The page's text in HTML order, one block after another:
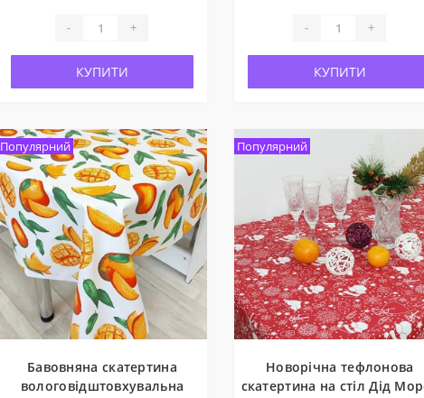
- +
КУПИТИ
- +
КУПИТИ
Популярний
Бавовняна скатертина
вологовідштовхувальна
Популярний
Новорічна тефлонова
скатертина на стіл Дід